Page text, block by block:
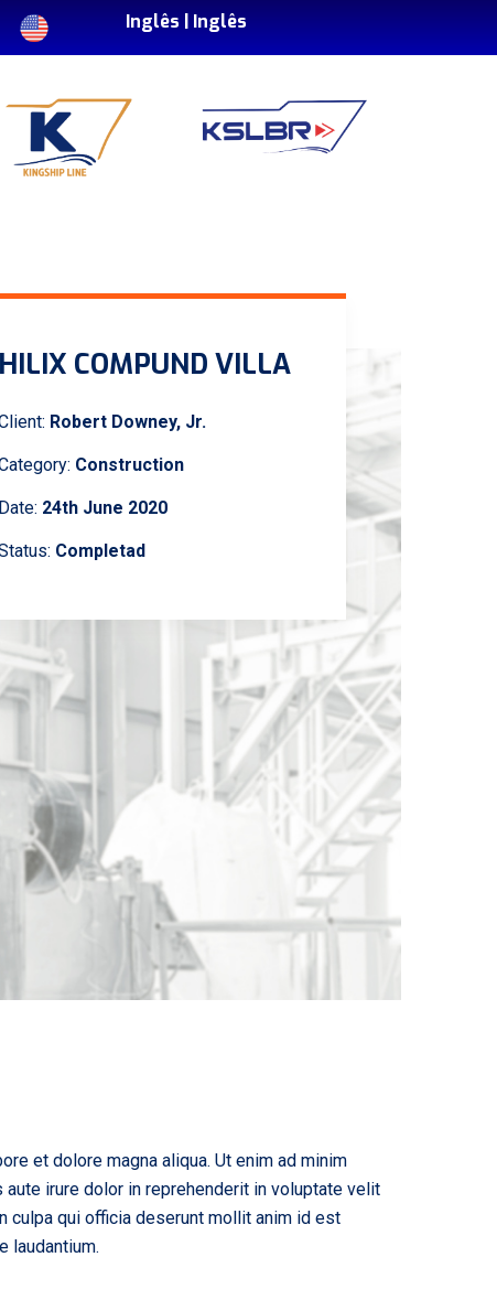
Inglês | Inglês
HILIX COMPUND VILLA
Robert Downey, Jr.
Construction
Date: 24th June 2020
Completad
et dolore magna aliqua. Ut enim ad minim
irure dolor in reprehenderit in voluptate velit
culpa qui officia deserunt mollit anim id est
laudantium.